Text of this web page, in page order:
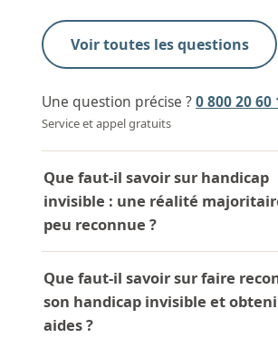
Voir toutes les questions
Une question précise ?0 800 20 60
Service et appel gratuits
Que faut-il savoir sur handicap
invisible : une réalité
peu reconnue ?
Que faut-il savoir sur faire
son handicap invisible et
aides ?